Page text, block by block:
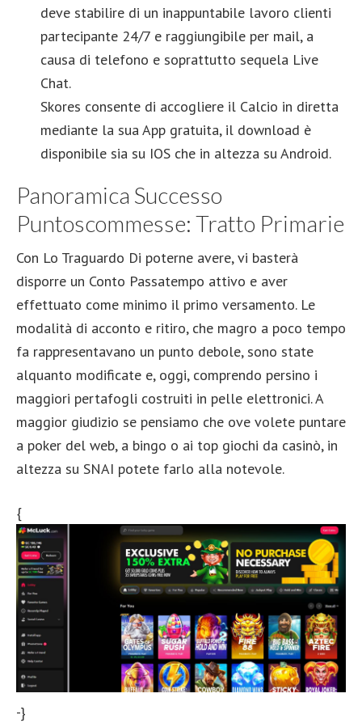
deve stabilire di un inappuntabile lavoro clienti
partecipante 24/7 e raggiungibile per mail, a
causa di telefono e soprattutto sequela Live
Chat.
Skores consente di accogliere il Calcio in diretta
mediante la sua App gratuita, il download è
disponibile sia su IOS che in altezza su Android.
Panoramica Successo
Puntoscommesse: Tratto Primarie
Con Lo Traguardo Di poterne avere, vi basterà
disporre un Conto Passatempo attivo e aver
effettuato come minimo il primo versamento. Le
modalità di acconto e ritiro, che magro a poco tempo
fa rappresentavano un punto debole, sono state
alquanto modificate e, oggi, comprendo persino i
maggiori pertafogli costruiti in pelle elettronici. A
maggior giudizio se pensiamo che ove volete puntare
a poker del web, a bingo o ai top giochi da casinò, in
altezza su SNAI potete farlo alla notevole.
{
-}